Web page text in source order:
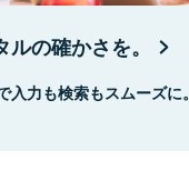
の確かさを。
入力も検索もスムーズに。